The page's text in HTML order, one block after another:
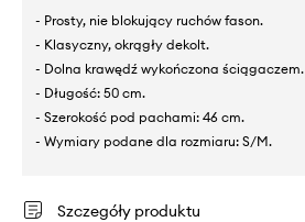
- Prosty, nie blokujący ruchów fason.
- Klasyczny, okrągły dekolt.
- Dolna krawędź wykończona ściągaczem.
- Długość: 50 cm.
- Szerokość pod pachami: 46 cm.
- Wymiary podane dla rozmiaru: S/M.
Szczegóły produktu